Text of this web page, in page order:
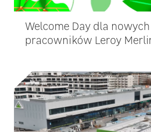
Welcome Day dla nowych
pracowników Leroy